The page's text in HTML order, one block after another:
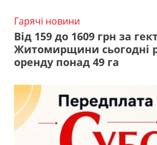
Гарячі новини
Від 159 до 1609 грн за
Житомирщини сьогодні
оренду понад 49 га